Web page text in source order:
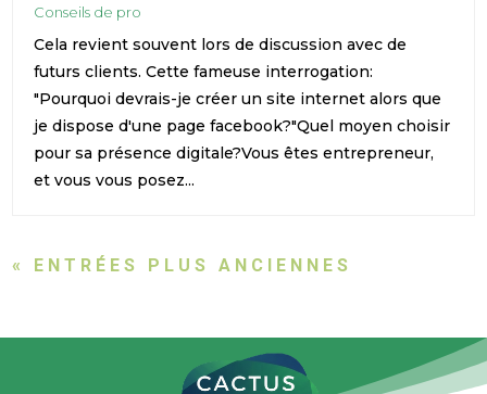
Conseils de pro
Cela revient souvent lors de discussion avec de
futurs clients. Cette fameuse interrogation:
"Pourquoi devrais-je créer un site internet alors que
je dispose d'une page facebook?"Quel moyen choisir
pour sa présence digitale?Vous êtes entrepreneur,
et vous vous posez...
« ENTRÉES PLUS ANCIENNES